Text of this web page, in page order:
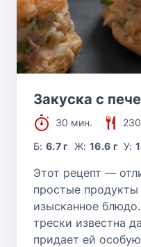
Закуска с
30 мин.
Б:6.7 г Ж: 16.6 г У:
Этот рецепт —
простые
изысканное
трески известна
придает ей